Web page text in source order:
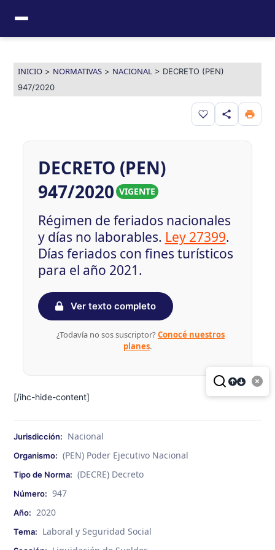
contenido
INICIO> NORMATIVAS> NACIONAL> DECRETO (PEN)
947/2020
Guardar en
DECRETO (PEN)
947/2020 VIGENTE
Régimen de feriados nacionales
y días no laborables. Ley 27399.
Días feriados con fines turísticos
para el año 2021.
Ver texto completo
¿Todavía no sos suscriptor?Conocé nuestros
planes.
[/ihc-hide-content]
Jurisdicción: Nacional
Organismo: (PEN) Poder Ejecutivo Nacional
Tipo de Norma: (DECRE) Decreto
Número: 947
Año: 2020
Tema: Laboral y Seguridad Social